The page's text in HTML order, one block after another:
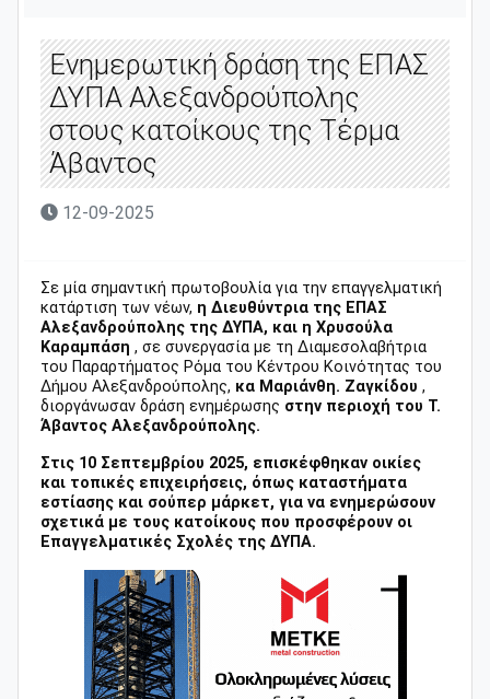
Ενημερωτική δράση της ΕΠΑΣ
ΔΥΠΑ Αλεξανδρούπολης
στους κατοίκους της Τέρμα
Άβαντος
12-09-2025
Σε μία σημαντική πρωτοβουλία για την επαγγελματική
κατάρτιση των νέων, η Διευθύντρια της ΕΠΑΣ
Αλεξανδρούπολης της ΔΥΠΑ, και η Χρυσούλα
Καραμπάση , σε συνεργασία με τη Διαμεσολαβήτρια
του Παραρτήματος Ρόμα του Κέντρου Κοινότητας του
Δήμου Αλεξανδρούπολης, κα Μαριάνθη. Ζαγκίδου ,
διοργάνωσαν δράση ενημέρωσης στην περιοχή του Τ.
Άβαντος Αλεξανδρούπολης.
Στις 10 Σεπτεμβρίου 2025, επισκέφθηκαν οικίες
και τοπικές επιχειρήσεις, όπως καταστήματα
εστίασης και σούπερ μάρκετ, για να ενημερώσουν
σχετικά με τους κατοίκους που προσφέρουν οι
Επαγγελματικές Σχολές της ΔΥΠΑ.